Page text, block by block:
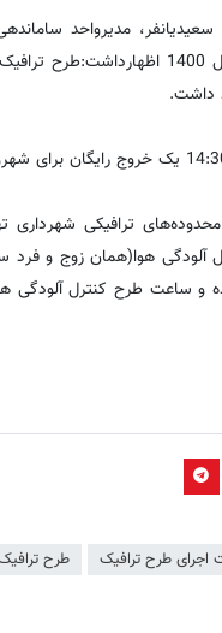
مدیرواحد
ترافیکی
آلودگی هوا(همان زوج و
اجرای طرح ترافیک طرح